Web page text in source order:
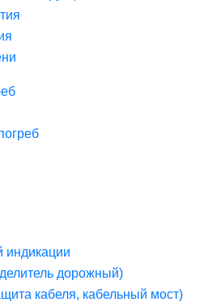
индикации
дорожный)
кабеля, кабельный мост)